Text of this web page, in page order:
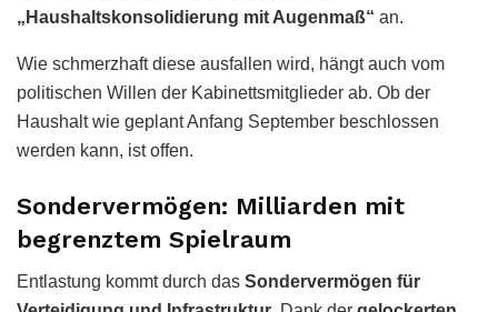
„Haushaltskonsolidierung mit Augenmaß“ an.
Wie schmerzhaft diese ausfallen wird, hängt auch vom
politischen Willen der Kabinettsmitglieder ab. Ob der
Haushalt wie geplant Anfang September beschlossen
werden kann, ist offen.
Sondervermögen: Milliarden mit
begrenztem Spielraum
Entlastung kommt durch das Sondervermögen für